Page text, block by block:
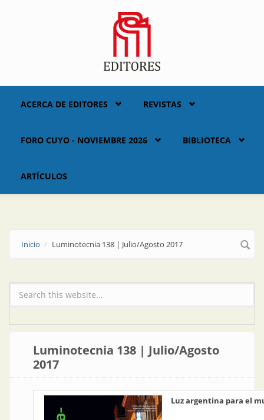
ACERCA DE EDITORES REVISTAS
FORO CUYO - NOVIEMBRE 2026 BIBLIOTECA
ARTÍCULOS
Inicio Luminotecnia 138 | Julio/Agosto 2017
Formulario de búsqueda
Luminotecnia 138 | Julio/Agosto
2017
Luz argentina para el